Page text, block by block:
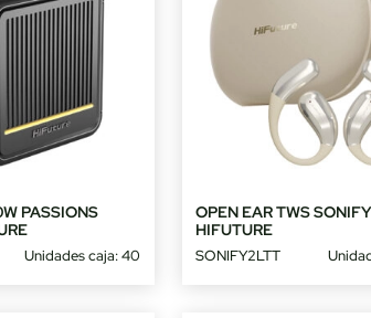
PASSIONS
Unidades caja: 40
OPEN EAR TWS
HIFUTURE
SONIFY2LTT